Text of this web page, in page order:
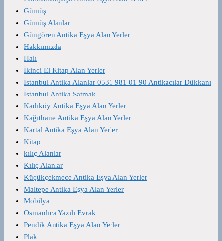
Gümüş
Gümüş Alanlar
Güngören Antika Eşya Alan Yerler
Hakkımızda
Halı
İkinci El Kitap Alan Yerler
İstanbul Antika Alanlar 0531 981 01 90 Antikacılar Dükkanı
İstanbul Antika Satmak
Kadıköy Antika Eşya Alan Yerler
Kağıthane Antika Eşya Alan Yerler
Kartal Antika Eşya Alan Yerler
Kitap
kılıç Alanlar
Kılıç Alanlar
Küçükçekmece Antika Eşya Alan Yerler
Maltepe Antika Eşya Alan Yerler
Mobilya
Osmanlıca Yazılı Evrak
Pendik Antika Eşya Alan Yerler
Plak